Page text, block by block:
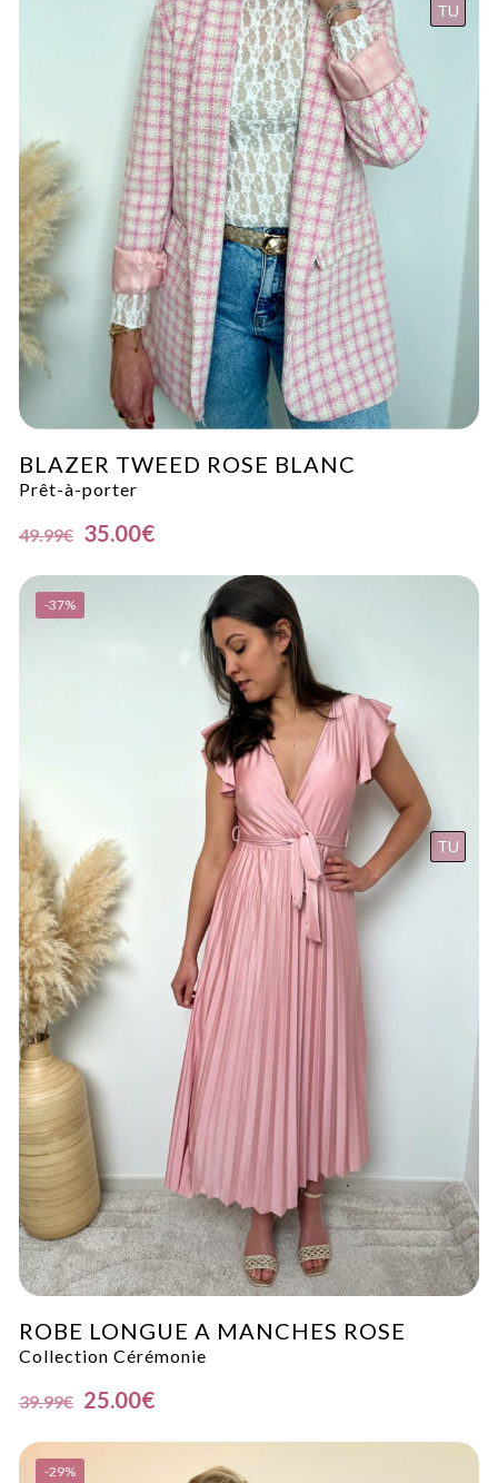
BLAZER TWEED ROSE BLANC
Prêt-à-porter
TU
49.99€ 35.00€
-37%
ROBE LONGUE A MANCHES ROSE
Collection Cérémonie
TU
39.99€ 25.00€
-29%